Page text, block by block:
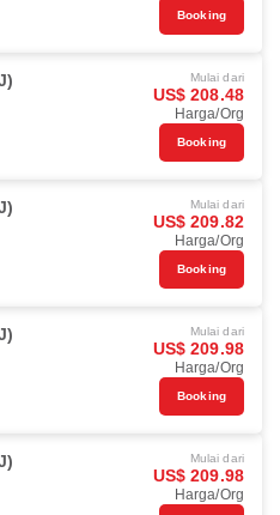
Booking
Mulai dari
US$ 208.48
Harga/Org
Booking
Mulai dari
US$ 209.82
Harga/Org
Booking
Mulai dari
US$ 209.98
Harga/Org
Booking
Mulai dari
US$ 209.98
Harga/Org